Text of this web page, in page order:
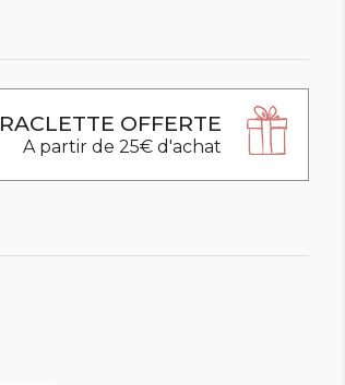
RACLETTE OFFERTE
A partir de 25€ d'achat